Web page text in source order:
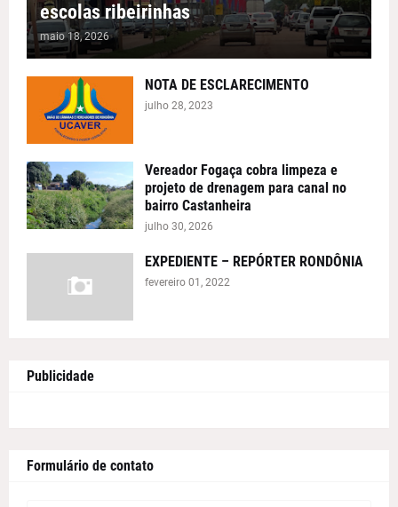
escolas ribeirinhas
maio 18, 2026
NOTA DE ESCLARECIMENTO
julho 28, 2023
Vereador Fogaça cobra limpeza e
projeto de drenagem para canal no
bairro Castanheira
julho 30, 2026
EXPEDIENTE – REPÓRTER RONDÔNIA
fevereiro 01, 2022
Publicidade
Formulário de contato